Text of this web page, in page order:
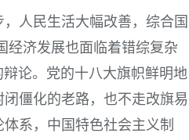
人民生活大幅改善，综合国
经济发展也面临着错综复杂
论。党的十八大旗帜鲜明地
僵化的老路，也不走改旗易
系，中国特色社会主义制